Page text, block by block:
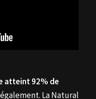
atteint 92% de
La Natural